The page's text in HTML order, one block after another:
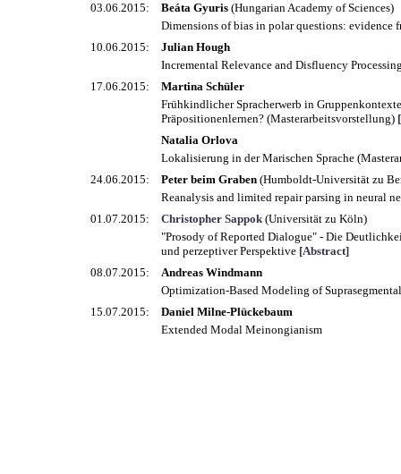
03.06.2015:
Beáta Gyuris (Hungarian Academy of Sciences)
Dimensions of bias in polar questions: evidence
10.06.2015:
Julian Hough
Incremental Relevance and Disfluency
17.06.2015:
Martina Schüler
Frühkindlicher Spracherwerb in
Präpositionenlernen? (Masterarbeitsvorstellung)
Natalia Orlova
Lokalisierung in der Marischen Sprache
24.06.2015:
Peter beim Graben (Humboldt-Universität zu
Reanalysis and limited repair parsing in neural
01.07.2015:
Christopher Sappok (Universität zu Köln)
"Prosody of Reported Dialogue" - Die
und perzeptiver Perspektive [Abstract]
08.07.2015:
Andreas Windmann
Optimization-Based Modeling of
15.07.2015:
Daniel Milne-Plückebaum
Extended Modal Meinongianism